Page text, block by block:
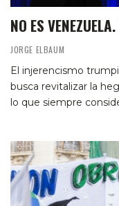
NO ES
JORGE ELBAUM
El injerencismo
busca revitalizar la
lo que siempre